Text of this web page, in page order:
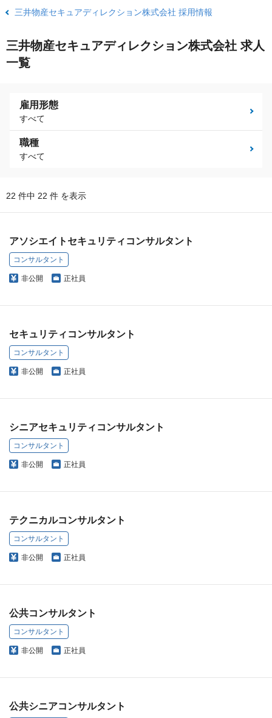
三井物産セキュアディレクション株式会社 採用情報
三井物産セキュアディレクション株式会社 求人
一覧
雇用形態
すべて
職種
すべて
22 件中 22 件 を表示
アソシエイトセキュリティコンサルタント
コンサルタント
非公開 正社員
セキュリティコンサルタント
コンサルタント
非公開 正社員
シニアセキュリティコンサルタント
コンサルタント
非公開 正社員
テクニカルコンサルタント
コンサルタント
非公開 正社員
公共コンサルタント
コンサルタント
非公開 正社員
公共シニアコンサルタント